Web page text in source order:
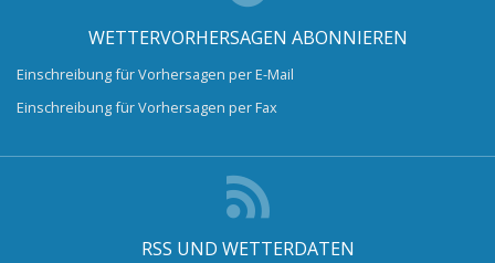
WETTERVORHERSAGEN ABONNIEREN
Einschreibung für Vorhersagen per E-Mail
Einschreibung für Vorhersagen per Fax
RSS UND WETTERDATEN